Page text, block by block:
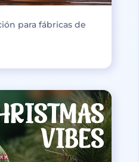
para fábricas de